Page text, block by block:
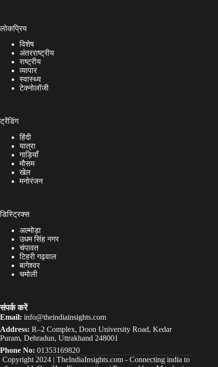
लोकप्रिय
विशेष
अंतरराष्ट्रीय
राष्ट्रीय
व्यापार
स्वास्थ्य
टेक्नोलॉजी
ट्रेंडिंग
हिंदी
यात्रा
गाड़ियाँ
मौसम
खेल
मनोरंजन
डिस्ट्रिक्स
अल्मोड़ा
उधम सिंह नगर
चंपावत
टिहरी गढ़वाल
बागेश्वर
चमोली
संपर्क करें
Email: info@theindiainsights.com
Address: R–2 Complex, Doon University Road, Kedar
Puram, Dehradun, Uttrakhand 248001
Phone No: 01353169820
Copyright 2024 | TheIndiaInsights.com- Connecting india to